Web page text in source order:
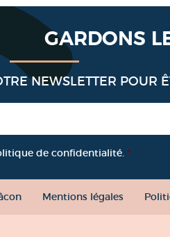
GARDONS
NEWSLETTER POUR
de confidentialité. *
Mentions légales